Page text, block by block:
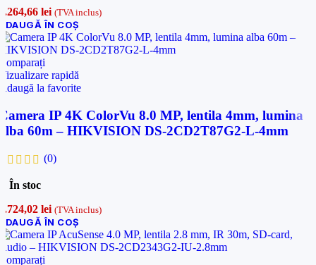
lei (TVA inclus)
ÎN COȘ
rapidă
la favorite
IP 4K ColorVu 8.0 MP, lentila 4mm, lumina
60m – HIKVISION DS-2CD2T87G2-L-4mm
(0)
În stoc
lei (TVA inclus)
ÎN COȘ